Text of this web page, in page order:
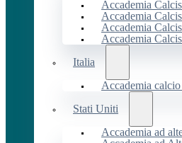
Accademia
Accademia
Accademia
Accademia
Italia
Accademia
Stati Uniti
Accademia ad